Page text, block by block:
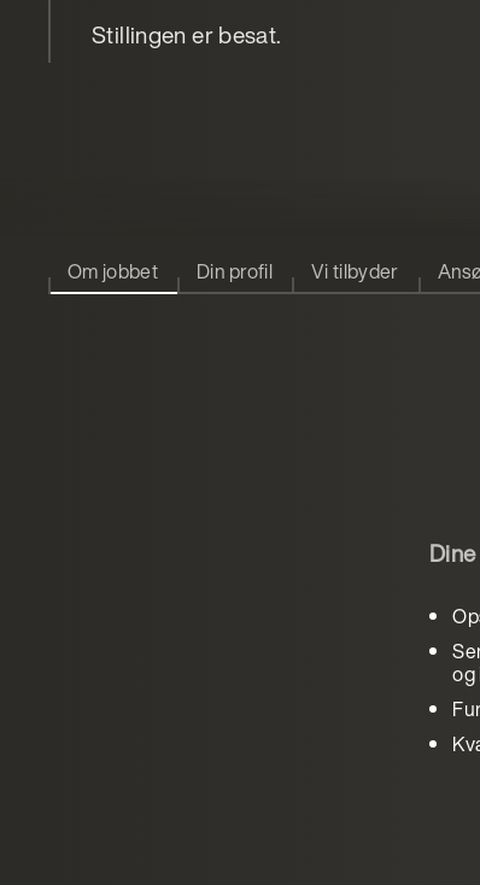
Stillingen er besat.
Om jobbet Din profil Vi tilbyder
og